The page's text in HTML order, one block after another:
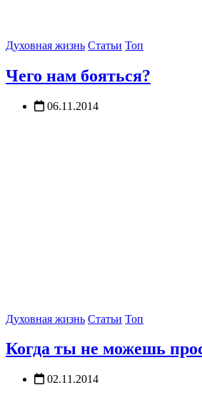
Духовная жизнь Статьи Топ
Чего нам бояться?
06.11.2014
Духовная жизнь Статьи Топ
Когда ты не можешь
02.11.2014